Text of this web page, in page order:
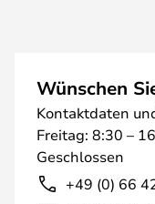
Wünschen
Kontaktdaten
Freitag: 8:30 –
Geschlossen
+49 (0) 66